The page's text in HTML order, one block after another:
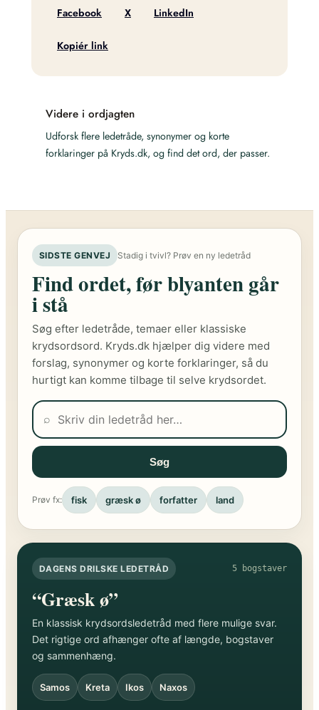
Facebook X LinkedIn
Kopiér link
Videre i ordjagten
Udforsk flere ledetråde, synonymer og korte
forklaringer på Kryds.dk, og find det ord, der passer.
SIDSTE GENVEJ Stadig i tvivl? Prøv en ny ledetråd
Find ordet, før blyanten går
i stå
Søg efter ledetråde, temaer eller klassiske
krydsordsord. Kryds.dk hjælper dig videre med
forslag, synonymer og korte forklaringer, så du
hurtigt kan komme tilbage til selve krydsordet.
⌕
Søg
Prøv fx: fisk græsk ø forfatter land
DAGENS DRILSKE LEDETRÅD 5 bogstaver
“Græsk ø”
En klassisk krydsordsledetråd med flere mulige svar.
Det rigtige ord afhænger ofte af længde, bogstaver
og sammenhæng.
Samos Kreta Ikos Naxos